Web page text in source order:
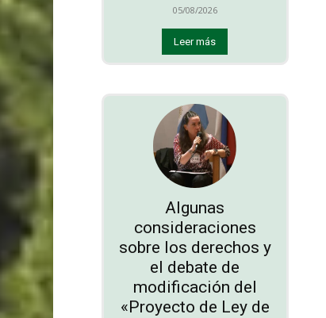
05/08/2026
Leer más
Algunas
consideraciones
sobre los derechos y
el debate de
modificación del
«Proyecto de Ley de